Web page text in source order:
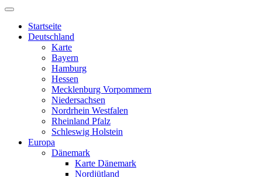
Startseite
Deutschland
Karte
Bayern
Hamburg
Hessen
Mecklenburg Vorpommern
Niedersachsen
Nordrhein Westfalen
Rheinland Pfalz
Schleswig Holstein
Europa
Dänemark
Karte Dänemark
Nordjütland